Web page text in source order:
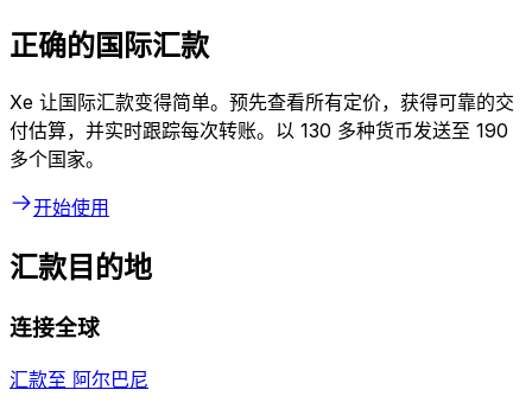
正确的国际汇款
Xe 让国际汇款变得简单。预先查看所有定价，获得可靠的交
付估算，并实时跟踪每次转账。以 130 多种货币发送至 190
多个国家。
开始使用
汇款目的地
连接全球
汇款至 阿尔巴尼